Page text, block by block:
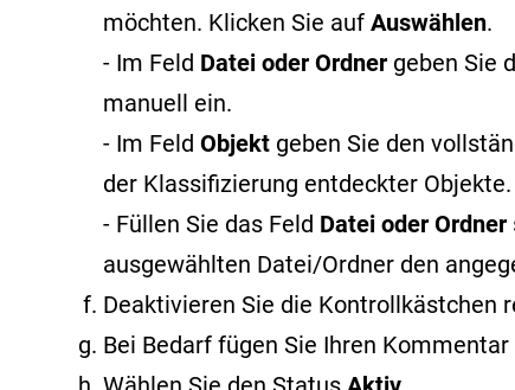
möchten. Klicken Sie auf Auswählen.
- Im Feld Datei oder Ordner geben Sie
manuell ein.
- Im Feld Objekt geben Sie den
der Klassifizierung entdeckter Objekte.
- Füllen Sie das Feld Datei oder Ordner
ausgewählten Datei/Ordner den
Deaktivieren Sie die Kontrollkästchen
Bei Bedarf fügen Sie Ihren Kommentar